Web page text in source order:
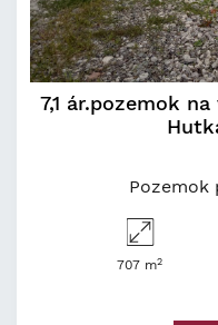
7,1 ár.pozemok
Pozemok
707 m2